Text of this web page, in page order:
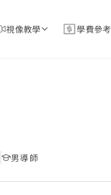
視像教學 學費參考
男導師